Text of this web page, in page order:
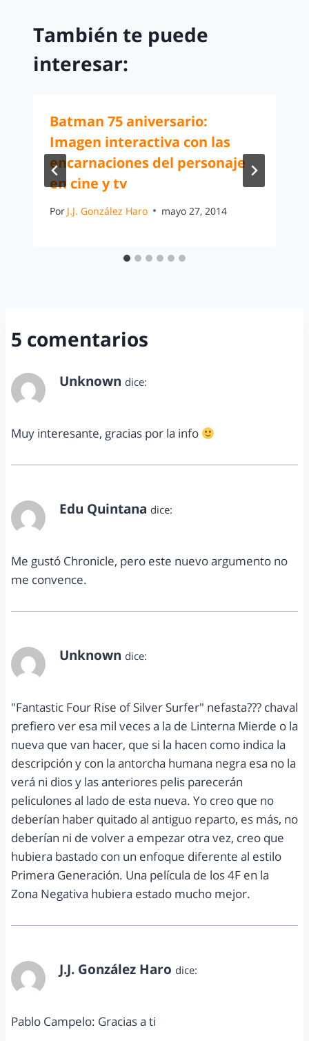
También te puede
interesar:
Batman 75 aniversario:
Imagen interactiva con las
encarnaciones del personaje
en cine y tv
Por J.J. González Haro mayo 27, 2014
5 comentarios
Unknown dice:
Muy interesante, gracias por la info
Edu Quintana dice:
Me gustó Chronicle, pero este nuevo argumento no
me convence.
Unknown dice:
"Fantastic Four Rise of Silver Surfer" nefasta??? chaval
prefiero ver esa mil veces a la de Linterna Mierde o la
nueva que van hacer, que si la hacen como indica la
descripción y con la antorcha humana negra esa no la
verá ni dios y las anteriores pelis parecerán
peliculones al lado de esta nueva. Yo creo que no
deberían haber quitado al antiguo reparto, es más, no
deberían ni de volver a empezar otra vez, creo que
hubiera bastado con un enfoque diferente al estilo
Primera Generación. Una película de los 4F en la
Zona Negativa hubiera estado mucho mejor.
J.J. González Haro dice:
Pablo Campelo: Gracias a ti